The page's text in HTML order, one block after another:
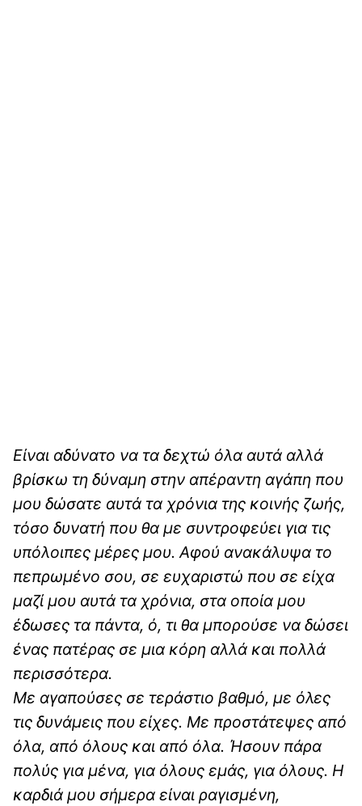
Είναι αδύνατο να τα δεχτώ όλα αυτά αλλά
βρίσκω τη δύναμη στην απέραντη αγάπη που
μου δώσατε αυτά τα χρόνια της κοινής ζωής,
τόσο δυνατή που θα με συντροφεύει για τις
υπόλοιπες μέρες μου. Αφού ανακάλυψα το
πεπρωμένο σου, σε ευχαριστώ που σε είχα
μαζί μου αυτά τα χρόνια, στα οποία μου
έδωσες τα πάντα, ό, τι θα μπορούσε να δώσει
ένας πατέρας σε μια κόρη αλλά και πολλά
περισσότερα.
Με αγαπούσες σε τεράστιο βαθμό, με όλες
τις δυνάμεις που είχες. Με προστάτεψες από
όλα, από όλους και από όλα. Ήσουν πάρα
πολύς για μένα, για όλους εμάς, για όλους. Η
καρδιά μου σήμερα είναι ραγισμένη,